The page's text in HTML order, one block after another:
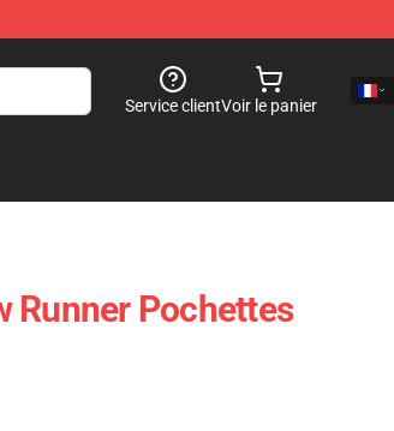
Service clientVoir le panier
Runner Pochettes